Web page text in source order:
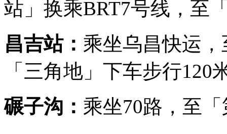
站」换乘BRT7号线，至
昌吉站： 乘坐乌昌快运
「三角地」下车步行120
碾子沟： 乘坐70路，至